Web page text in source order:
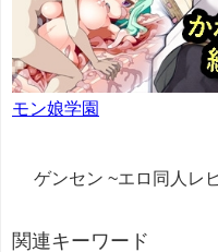
モン娘学園
ゲンセン ~エロ同人レ
関連キーワード